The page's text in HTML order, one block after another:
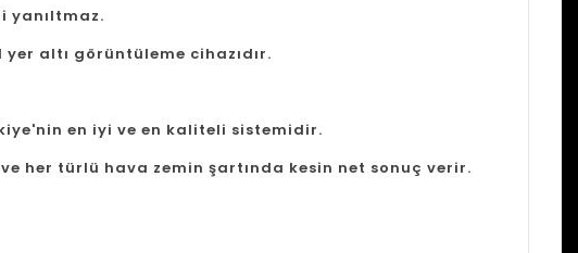
yanıltmaz.
altı görüntüleme cihazıdır.
en iyi ve en kaliteli sistemidir.
her türlü hava zemin şartında kesin net sonuç verir.